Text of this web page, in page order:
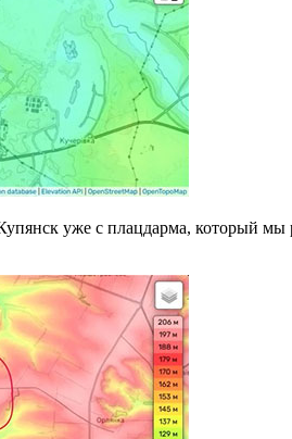
уже с плацдарма, который мы